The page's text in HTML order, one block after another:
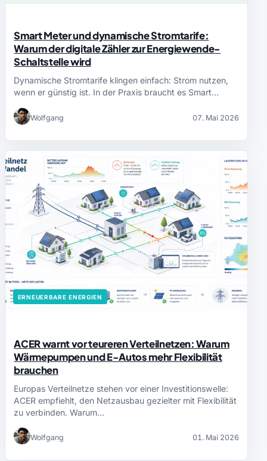
Smart Meter und dynamische Stromtarife:
Warum der digitale Zähler zur Energiewende-
Schaltstelle wird
Dynamische Stromtarife klingen einfach: Strom nutzen,
wenn er günstig ist. In der Praxis braucht es Smart…
Wolfgang 07. Mai 2026
ERNEUERBARE ENERGIEN
ACER warnt vor teureren Verteilnetzen: Warum
Wärmepumpen und E-Autos mehr Flexibilität
brauchen
Europas Verteilnetze stehen vor einer Investitionswelle:
ACER empfiehlt, den Netzausbau gezielter mit Flexibilität
zu verbinden. Warum…
Wolfgang 01. Mai 2026